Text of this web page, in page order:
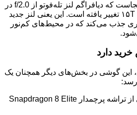
نکته منفی: نکته عجیب اینجاست که دیافراگم لنز تله‌فوتو از f/2.0 در
مدل ۱۳T به f/2.8 در مدل ۱۵T تغییر یافته است. این یعنی لنز جدید
جذب می‌کند که در محیط‌های کم‌نور
این گوشی در بخش‌های دیگر همچنان یک
قدرت پردازش: بهره‌مندی از تراشه پرچمدار Snapdragon 8 Elite